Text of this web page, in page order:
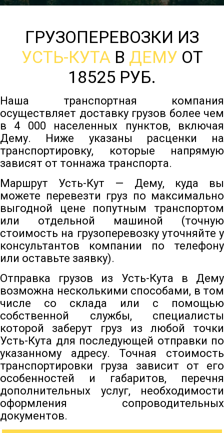
ГРУЗОПЕРЕВОЗКИ ИЗ
УСТЬ-КУТАВ ДЕМУ ОТ
18525 РУБ.
Наша транспортная компания
осуществляет доставку грузов более чем
в 4 000 населенных пунктов, включая
Дему. Ниже указаны расценки на
транспортировку, которые напрямую
зависят от тоннажа транспорта.
Маршрут Усть-Кут — Дему, куда вы
можете перевезти груз по максимально
выгодной цене попутным транспортом
или отдельной машиной (точную
стоимость на грузоперевозку уточняйте у
консультантов компании по телефону
или оставьте заявку).
Отправка грузов из Усть-Кута в Дему
возможна несколькими способами, в том
числе со склада или с помощью
собственной службы, специалисты
которой заберут груз из любой точки
Усть-Кута для последующей отправки по
указанному адресу. Точная стоимость
транспортировки груза зависит от его
особенностей и габаритов, перечня
дополнительных услуг, необходимости
оформления сопроводительных
документов.